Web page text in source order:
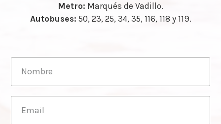
Metro: Marqués de Vadillo.
Autobuses: 50, 23, 25, 34, 35, 116, 118 y 119.